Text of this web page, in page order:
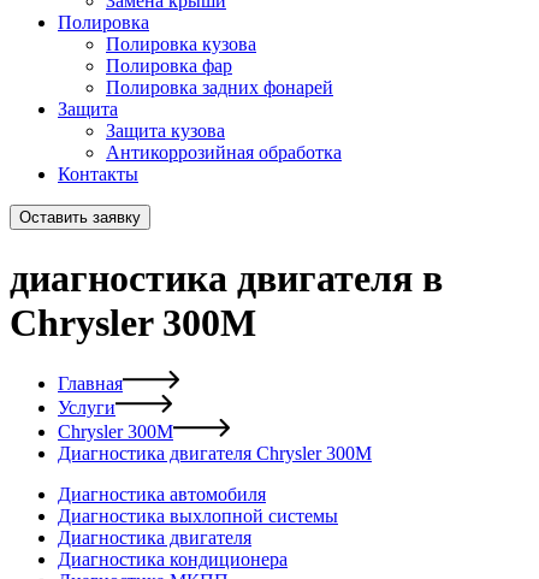
Полировка
Полировка кузова
Полировка фар
Полировка задних фонарей
Защита
Защита кузова
Антикоррозийная обработка
Контакты
Оставить заявку
диагностика двигателя в
Chrysler 300M
Главная
Услуги
Chrysler 300M
Диагностика двигателя Chrysler 300M
Диагностика автомобиля
Диагностика выхлопной системы
Диагностика двигателя
Диагностика кондиционера